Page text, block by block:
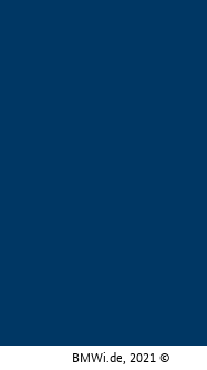
BMWi.de, 2021 ©